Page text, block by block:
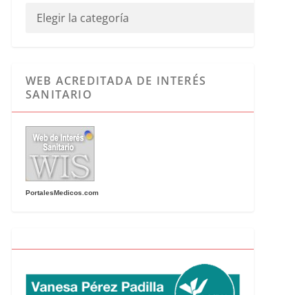
WEB ACREDITADA DE INTERÉS
SANITARIO
PortalesMedicos.com